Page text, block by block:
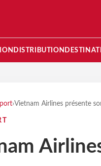
DISTRIBUTION
›Vietnam Airlines présente